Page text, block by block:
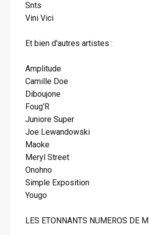
Snts
Vini Vici
Et bien d'autres artistes :
Amplitude
Camille Doe
Diboujone
Foug'R
Juniore Super
Joe Lewandowski
Maoke
Meryl Street
Onohno
Simple Exposition
Yougo
LES ETONNANTS NUMEROS DE